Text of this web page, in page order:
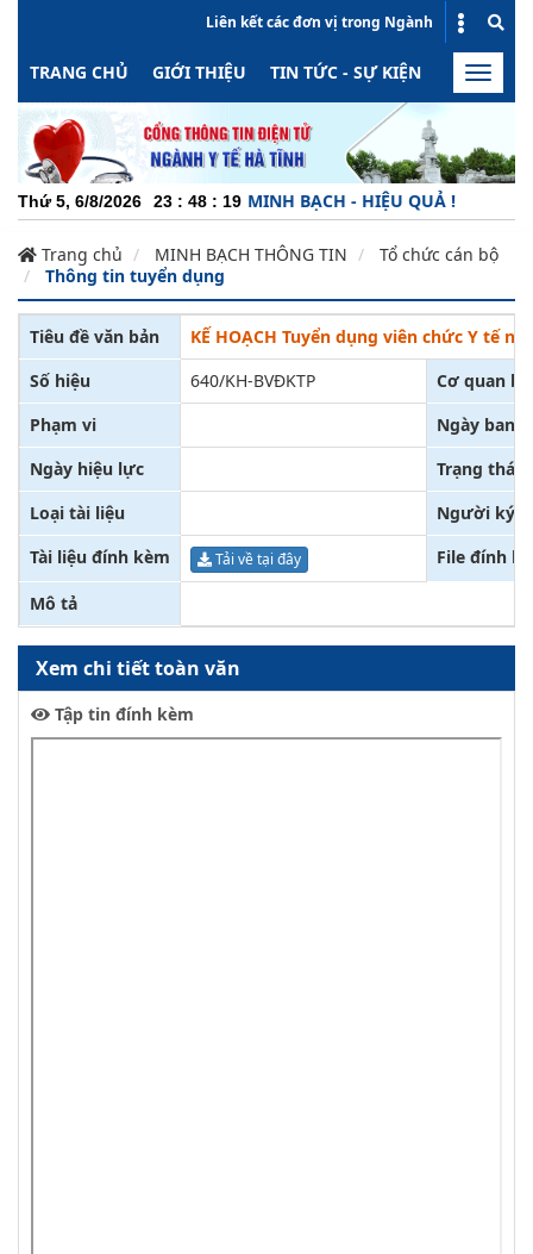
Liên kết các đơn vị trong Ngành
TRANG CHỦ GIỚI THIỆU TIN TỨC - SỰ KIỆN HOẠT
Toggle
Thứ 5, 6/8/2026 23 : 48 : 20
NHIỆM - NĂNG ĐỘNG - MINH BẠCH - HIỆU QUẢ !
Trang chủ MINH BẠCH THÔNG TIN
Tổ chức cán bộ
Thông tin tuyển dụng
Tiêu đề văn bản
KẾ HOẠCH Tuyển dụng viên chức Y tế
Số hiệu
640/KH-BVĐKTP
Cơ quan
Phạm vi
Ngày ban
Ngày hiệu lực
Trạng thái
Loại tài liệu
Người ký
Tài liệu đính kèm
Tải về tại đây File đính
Mô tả
Xem chi tiết toàn văn
Tập tin đính kèm